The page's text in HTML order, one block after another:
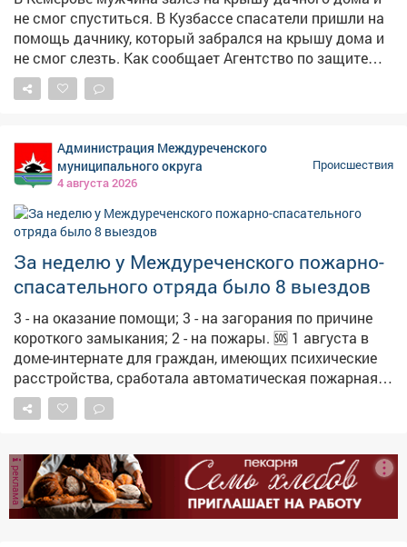
не смог спуститься. В Кузбассе спасатели пришли на
помощь дачнику, который забрался на крышу дома и
не смог слезть. Как сообщает Агентство по защите
населения и территории Кузбасса, диспетчеру
поступил звонок из СНТ "Авиатор" – мужчина
Кемеровского поисково-спасательного отряда
прибыли на место, закрепили пострадавшего
страховочными ремнями на спинальном щите и с
крыши. По данным организации от медицинской
помощи мужчина отказался.
Администрация Междуреченского
муниципального округа
4 августа 2026
Происшествия
За неделю у Междуреченского пожарно-
спасательного отряда было 8 выездов
3 - на оказание помощи; 3 - на загорания по причине
короткого замыкания; 2 - на пожары. 🆘 1 августа в
доме-интернате для граждан, имеющих психические
расстройства, сработала автоматическая пожарная
сигнализация. В комнате на втором этаже произошло
возгорание, полностью выгорела комната. Была
Предварительная причина - поджог. 🆘 1 августа в р-не
Усинского сгорели частный жилой дом и баня.
Предварительная причина пожара - короткое
замыкание электропроводки. Пострадавших нет. У
реклама